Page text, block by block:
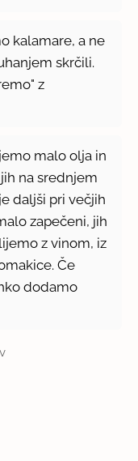
kalamare, a ne
skrčili.
z
malo olja in
na srednjem
daljši pri večjih
zapečeni, jih
z vinom, iz
Če
dodamo